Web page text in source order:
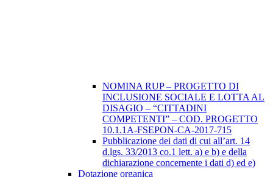
NOMINA RUP – PROGETTO DI
INCLUSIONE SOCIALE E LOTTA AL
DISAGIO – “CITTADINI
COMPETENTI” – COD. PROGETTO
10.1.1A-FSEPON-CA-2017-715
Pubblicazione dei dati di cui all’art. 14
d.lgs. 33/2013 co.1 lett. a) e b) e della
dichiarazione concernente i dati d) ed e)
Dotazione organica